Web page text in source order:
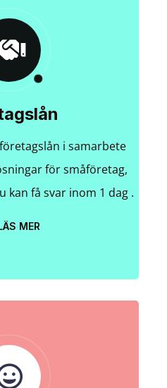
i samarbete
för småföretag,
kan få svar inom 1 dag .
MER